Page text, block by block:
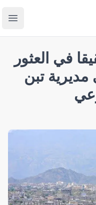
في العثور
تبن